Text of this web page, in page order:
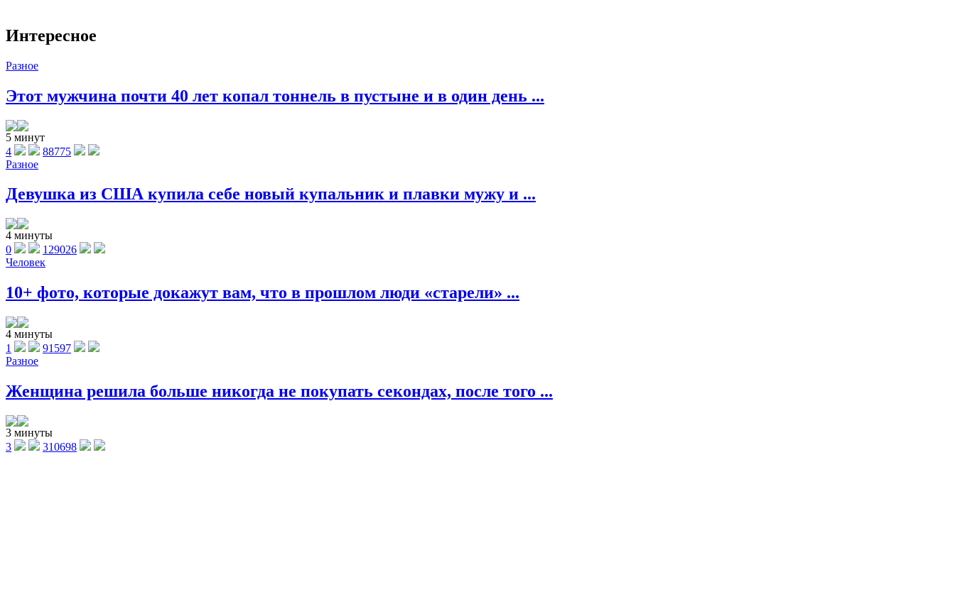
Интересное
Разное
Этот мужчина почти 40 лет копал тоннель в пустыне и в один день ...
5 минут
4
88775
Разное
Девушка из США купила себе новый купальник и плавки мужу и ...
4 минуты
0
129026
Человек
10+ фото, которые докажут вам, что в прошлом люди «старели» ...
4 минуты
1
91597
Разное
Женщина решила больше никогда не покупать секондах, после того ...
3 минуты
3
310698